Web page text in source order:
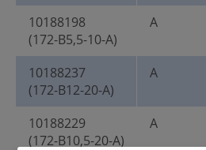
10188198
(172-B5,5-10-A)
A
10188237
(172-B12-20-A)
A
10188229
(172-B10,5-20-A)
A